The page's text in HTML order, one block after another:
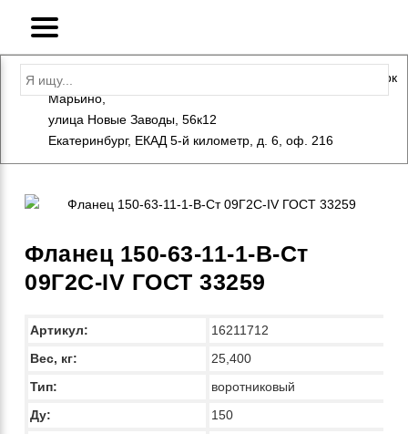
+7 (812) 600-10-15
info@eversteel.ru
Адрес: Санкт-Петербург, Петергоф, Индустриальный парк
Марьино,
улица Новые Заводы, 56к12
Екатеринбург, ЕКАД 5-й километр, д. 6, оф. 216
ЗАКАЗАТЬ ЗВОНОК
Фланец 150-63-11-1-B-Ст
09Г2С-IV ГОСТ 33259
Артикул:
16211712
Вес, кг:
25,400
Тип:
воротниковый
Ду:
150